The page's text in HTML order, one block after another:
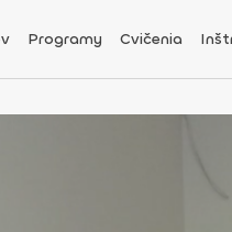
Programy Cvičenia